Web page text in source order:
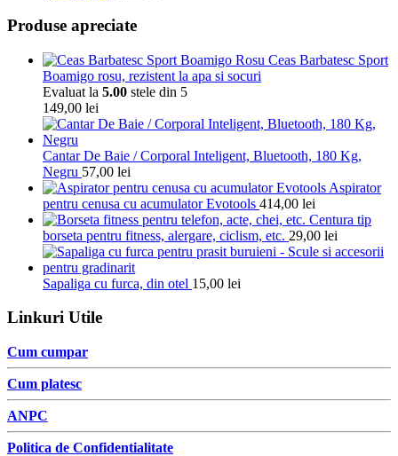
Produse apreciate
Ceas Barbatesc Sport
Boamigo rosu, rezistent la apa si socuri
Evaluat la 5.00 stele din 5
149,00 lei
Cantar De Baie / Corporal Inteligent, Bluetooth, 180 Kg,
Negru 57,00 lei
Aspirator
pentru cenusa cu acumulator Evotools 414,00 lei
Centura tip
borseta pentru fitness, alergare, ciclism, etc. 29,00 lei
Sapaliga cu furca, din otel 15,00 lei
Linkuri Utile
Cum cumpar
Cum platesc
ANPC
Politica de Confidentialitate